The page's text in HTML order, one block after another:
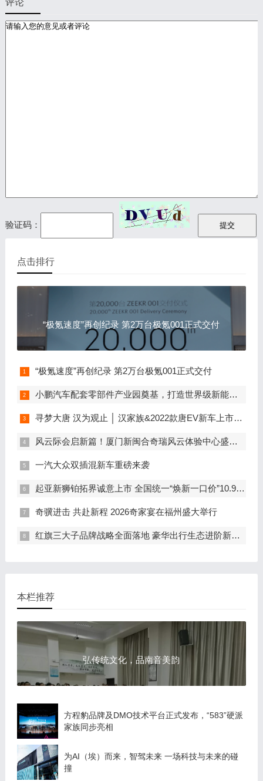
评论
验证码：
点击排行
“极氪速度”再创纪录 第2万台极氪001正式交付
“极氪速度”再创纪录 第2万台极氪001正式交付
小鹏汽车配套零部件产业园奠基，打造世界级新能源智能汽车集群
寻梦大唐 汉为观止 │ 汉家族&2022款唐EV新车上市发布会，敬请期待！
风云际会启新篇！厦门新闽合奇瑞风云体验中心盛大开业
一汽大众双插混新车重磅来袭
起亚新狮铂拓界诚意上市 全国统一“焕新一口价”10.99万元起
奇骥进击 共赴新程 2026奇家宴在福州盛大举行
红旗三大子品牌战略全面落地 豪华出行生态进阶新篇章
本栏推荐
弘传统文化，品南音美韵
方程豹品牌及DMO技术平台正式发布，“583”硬派
家族同步亮相
为AI（埃）而来，智驾未来 一场科技与未来的碰
撞